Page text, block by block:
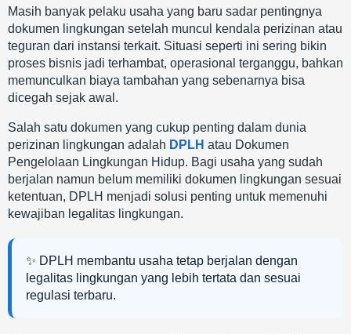
Masih banyak pelaku usaha yang baru sadar pentingnya
dokumen lingkungan setelah muncul kendala perizinan atau
teguran dari instansi terkait. Situasi seperti ini sering bikin
proses bisnis jadi terhambat, operasional terganggu, bahkan
memunculkan biaya tambahan yang sebenarnya bisa
dicegah sejak awal.
Salah satu dokumen yang cukup penting dalam dunia
perizinan lingkungan adalah DPLH atau Dokumen
Pengelolaan Lingkungan Hidup. Bagi usaha yang sudah
berjalan namun belum memiliki dokumen lingkungan sesuai
ketentuan, DPLH menjadi solusi penting untuk memenuhi
kewajiban legalitas lingkungan.
✨ DPLH membantu usaha tetap berjalan dengan
legalitas lingkungan yang lebih tertata dan sesuai
regulasi terbaru.